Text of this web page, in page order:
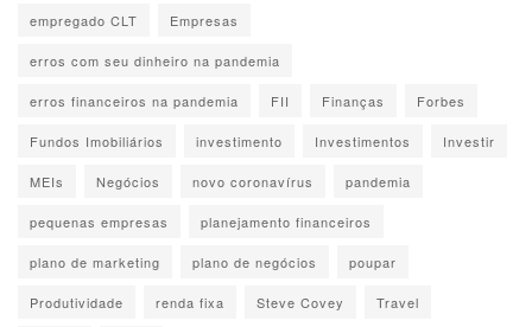
empregado CLT Empresas
erros com seu dinheiro na pandemia
erros financeiros na pandemia FII Finanças Forbes
Fundos Imobiliários investimento Investimentos Investir
MEIs Negócios novo coronavírus pandemia
pequenas empresas planejamento financeiros
plano de marketing plano de negócios poupar
Produtividade renda fixa Steve Covey Travel